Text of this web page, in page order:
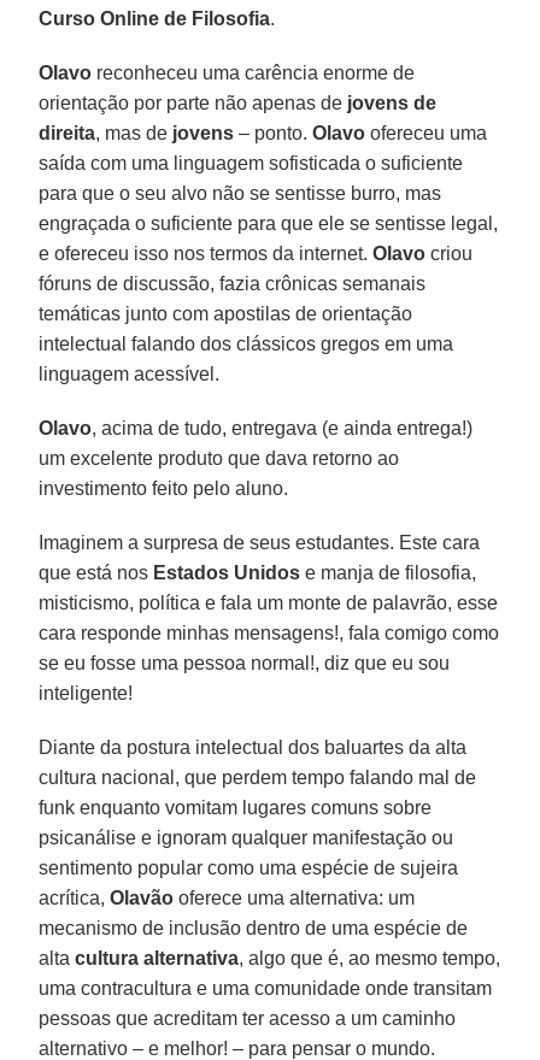
Curso Online de Filosofia.
Olavo reconheceu uma carência enorme de
orientação por parte não apenas de jovens de
direita, mas de jovens – ponto.Olavo ofereceu uma
saída com uma linguagem sofisticada o suficiente
para que o seu alvo não se sentisse burro, mas
engraçada o suficiente para que ele se sentisse legal,
e ofereceu isso nos termos da internet. Olavo criou
fóruns de discussão, fazia crônicas semanais
temáticas junto com apostilas de orientação
intelectual falando dos clássicos gregos em uma
linguagem acessível.
Olavo, acima de tudo, entregava (e ainda entrega!)
um excelente produto que dava retorno ao
investimento feito pelo aluno.
Imaginem a surpresa de seus estudantes. Este cara
que está nos Estados Unidos e manja de filosofia,
misticismo, política e fala um monte de palavrão, esse
cara responde minhas mensagens!, fala comigo como
se eu fosse uma pessoa normal!, diz que eu sou
inteligente!
Diante da postura intelectual dos baluartes da alta
cultura nacional, que perdem tempo falando mal de
funk enquanto vomitam lugares comuns sobre
psicanálise e ignoram qualquer manifestação ou
sentimento popular como uma espécie de sujeira
acrítica,Olavão oferece uma alternativa: um
mecanismo de inclusão dentro de uma espécie de
altacultura alternativa, algo que é, ao mesmo tempo,
uma contracultura e uma comunidade onde transitam
pessoas que acreditam ter acesso a um caminho
alternativo – e melhor! – para pensar o mundo.